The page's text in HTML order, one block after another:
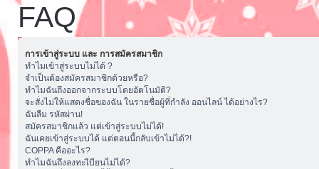
FAQ
การเข้าสู่ระบบ และ การสมัครสมาชิก
ทำไมเข้าสู่ระบบไม่ได้ ?
จำเป็นต้องสมัครสมาชิกด้วยหรือ?
ทำไมฉันถึงออกจากระบบโดยอัตโนมัติ?
จะสั่งไม่ให้แสดงชื่อของฉัน ในรายชื่อผู้ที่กำลัง ออนไลน์ ได้อย่างไร?
ฉันลืม รหัสผ่าน!
สมัครสมาชิกแล้ว แต่เข้าสู่ระบบไม่ได้!
ฉันเคยเข้าสู่ระบบได้ แต่ตอนนี้กลับเข้าไม่ได้?!
COPPA คืออะไร?
ทำไมฉันถึงลงทะเีบียนไม่ได้?